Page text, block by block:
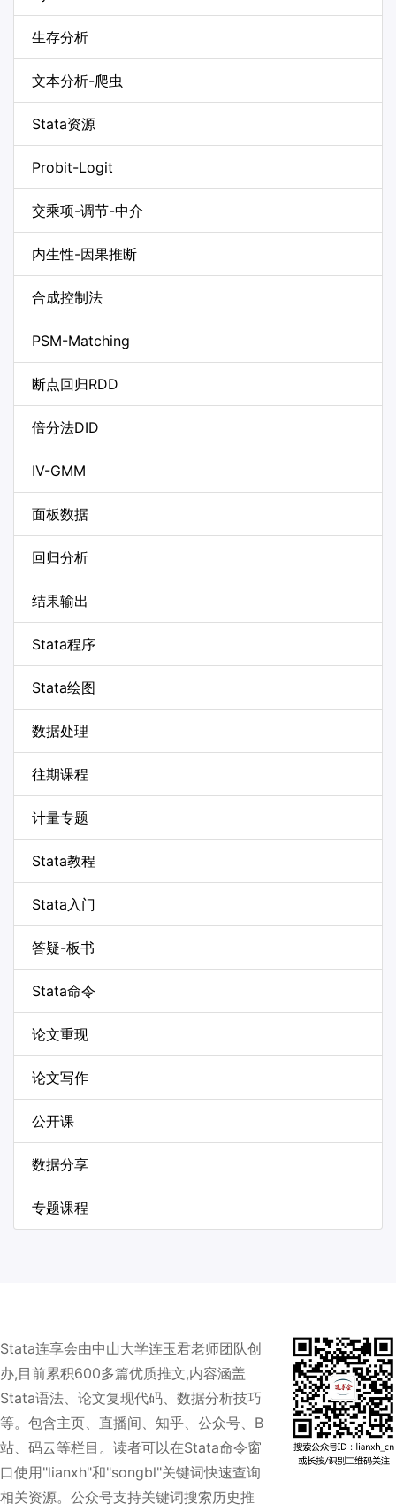
生存分析
文本分析-爬虫
Stata资源
Probit-Logit
交乘项-调节-中介
内生性-因果推断
合成控制法
PSM-Matching
断点回归RDD
倍分法DID
IV-GMM
面板数据
回归分析
结果输出
Stata程序
Stata绘图
数据处理
往期课程
计量专题
Stata教程
Stata入门
答疑-板书
Stata命令
论文重现
论文写作
公开课
数据分享
专题课程
Stata连享会由中山大学连玉君老师团队创
办,目前累积600多篇优质推文,内容涵盖
Stata语法、论文复现代码、数据分析技巧
等。包含主页、直播间、知乎、公众号、B
站、码云等栏目。读者可以在Stata命令窗
口使用"lianxh"和"songbl"关键词快速查询
相关资源。公众号支持关键词搜索历史推